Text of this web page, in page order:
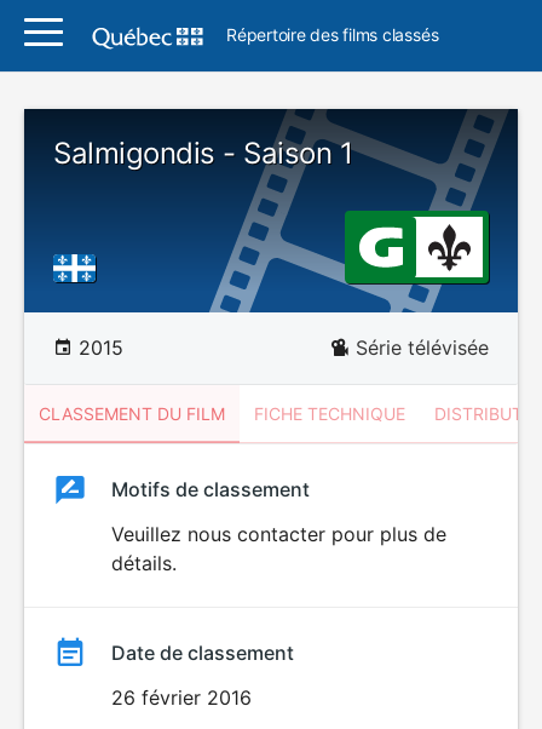
Répertoire des films classés
Salmigondis - Saison 1
2015 Série télévisée
CLASSEMENT DU FILM FICHE TECHNIQUE
ClassementClassement
Motifs de classement
Veuillez nous contacter pour plus de
détails.
Date de classement
26 février 2016